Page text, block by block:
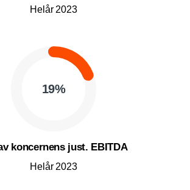
Helår 2023
19%
koncernens just. EBITDA
Helår 2023